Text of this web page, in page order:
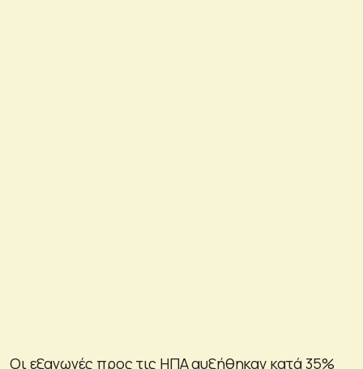
Οι εξαγωγές προς τις ΗΠΑ αυξήθηκαν κατά 35%